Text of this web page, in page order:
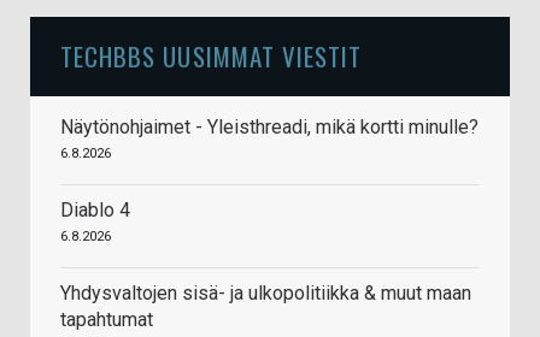
TECHBBS UUSIMMAT VIESTIT
Näytönohjaimet - Yleisthreadi, mikä kortti minulle?
6.8.2026
Diablo 4
6.8.2026
Yhdysvaltojen sisä- ja ulkopolitiikka & muut maan
tapahtumat